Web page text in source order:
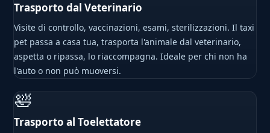
Trasporto dal Veterinario
Visite di controllo, vaccinazioni, esami, sterilizzazioni. Il taxi
pet passa a casa tua, trasporta l'animale dal veterinario,
aspetta o ripassa, lo riaccompagna. Ideale per chi non ha
l'auto o non può muoversi.
🛀
Trasporto al Toelettatore